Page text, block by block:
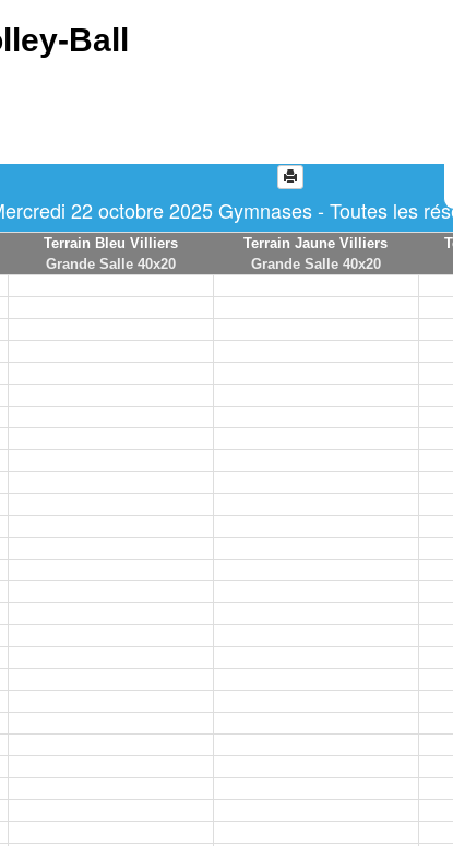
Ball
22 octobre 2025 Gymnases - Toutes les
Terrain Bleu Villiers
Grande Salle 40x20
Terrain Jaune Villiers
Grande Salle 40x20